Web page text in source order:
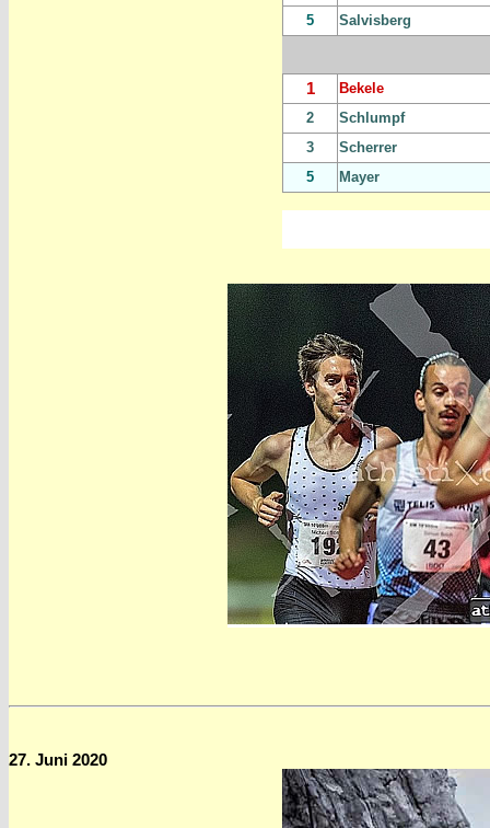
5
Salvisberg
1
Bekele
2
Schlumpf
3
Scherrer
5
Mayer
27. Juni 2020